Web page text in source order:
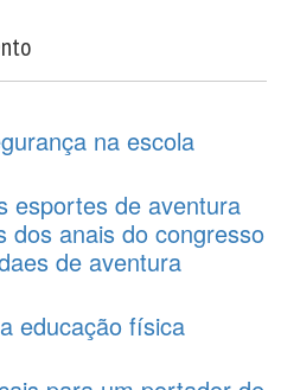
na escola
esportes de aventura
dos anais do congresso
de aventura
educação física